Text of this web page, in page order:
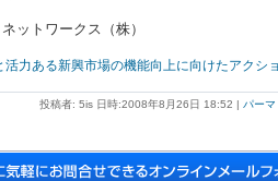
ットワークス（株）
活力ある新興市場の機能向上に向けたアクシ
投稿者: 5is 日時:2008年8月26日 18:52 | パー